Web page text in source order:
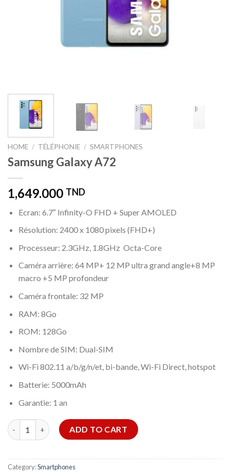
HOME / TÉLÉPHONIE / SMARTPHONES
Samsung Galaxy A72
1,649.000 TND
Ecran: 6.7″ Infinity-O FHD + Super AMOLED
Résolution: 2400 x 1080 pixels (FHD+)
Processeur: 2.3GHz, 1.8GHz Octa-Core
Caméra arrière: 64 MP+ 12 MP ultra grand angle+8 MP
macro +5 MP profondeur
Caméra frontale: 32 MP
RAM: 8Go
ROM: 128Go
Nombre de SIM: Dual-SIM
Wi-Fi 802.11 a/b/g/n/et, bi-bande, Wi-Fi Direct, hotspot
Batterie: 5000mAh
Garantie: 1 an
Samsung Galaxy A72 quantity
ADD TO CART
Category:Smartphones